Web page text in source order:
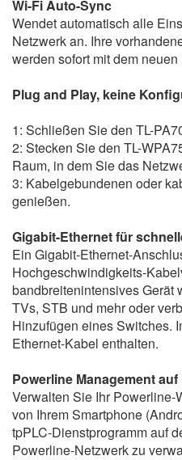
Wi-Fi Auto-Sync
Wendet automatisch alle
Netzwerk an. Ihre
werden sofort mit dem
Plug and Play, keine
1: Schließen Sie den TL-
2: Stecken Sie den TL-
Raum, in dem Sie das
3: Kabelgebundenen oder
genießen.
Gigabit-Ethernet für
Ein Gigabit-Ethernet-
Hochgeschwindigkeits-
bandbreitenintensives Gerät
TVs, STB und mehr oder
Hinzufügen eines Switches.
Ethernet-Kabel enthalten.
Powerline Management
Verwalten Sie Ihr
von Ihrem Smartphone
tpPLC-Dienstprogramm auf
Powerline-Netzwerk zu